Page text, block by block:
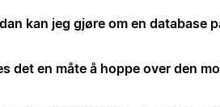
kan jeg gjøre om en database
det en måte å hoppe over den